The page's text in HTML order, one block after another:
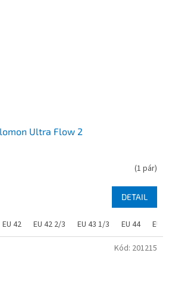
Ultra Flow 2
(1 pár)
DETAIL
EU 42 EU 42 2/3 EU 43 1/3 EU 44 EU
Kód: 201215